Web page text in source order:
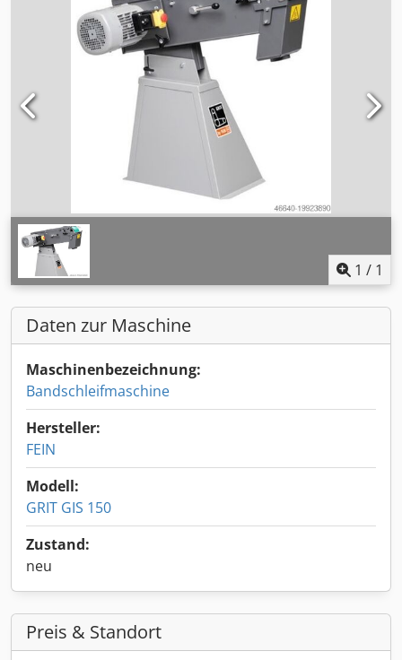
1 / 1
Daten zur Maschine
Maschinenbezeichnung:
Bandschleifmaschine
Hersteller:
FEIN
Modell:
GRIT GIS 150
Zustand:
neu
Preis & Standort